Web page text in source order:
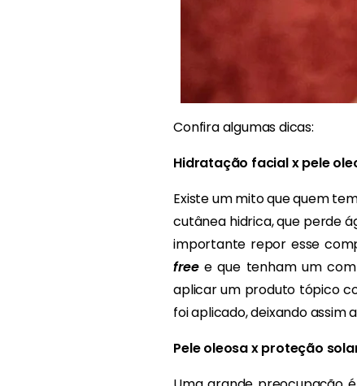
Confira algumas dicas:
Hidratação facial x pele
Existe um mito que quem
cutânea hidrica, que perde
importante repor esse
freee que tenham um
aplicar um produto tópico
foi aplicado, deixando assim
Pele oleosa x proteção